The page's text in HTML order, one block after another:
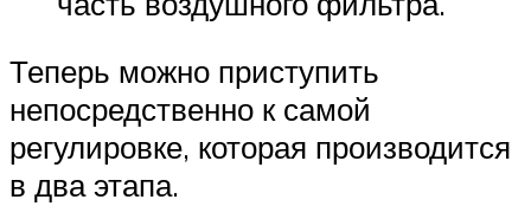
Теперь можно приступить
непосредственно к самой
регулировке, которая производится
в два этапа.